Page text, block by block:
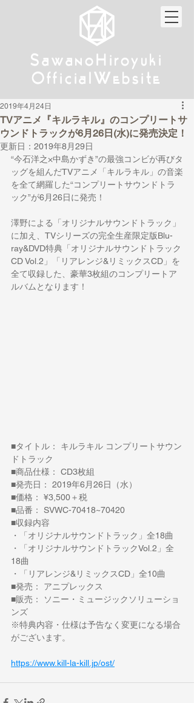
Sa wanoHiroyuki
Official W ebsite
Sa wanoHiroyuki
Official W ebsite
TVアニメ『キルラキル』のコンプリートサ
ウンドトラックが6月26日(水)に発売決定！
2019年4月24日
更新日： 2019年8月29日
“今石洋之×中島かずき”の最強コンビが再びタ
ッグを組んだTVアニメ「キルラキル」の音楽
を全て網羅した“コンプリートサウンドトラ
ック”が6月26日に発売！
澤野による「オリジナルサウンドトラック」
に加え、TVシリーズの完全生産限定版Blu-
ray&DVD特典「オリジナルサウンドトラック
CD Vol.2」「リアレンジ&リミックスCD」を
全て収録した、豪華3枚組のコンプリートア
ルバムとなります！
■タイトル： キルラキル コンプリートサウン
ドトラック
■商品仕様： CD3枚組
■発売日： 2019年6月26日（水）
■価格： ¥3,500＋税
■品番： SVWC-70418~70420
■収録内容
・「オリジナルサウンドトラック」全18曲
・「オリジナルサウンドトラックVol.2」全
18曲
・「リアレンジ&リミックスCD」全10曲
■発売： アニプレックス
■販売： ソニー・ミュージックソリューショ
ンズ
※特典内容・仕様は予告なく変更になる場合
がございます。
https://www.kill-la-kill.jp/ost/